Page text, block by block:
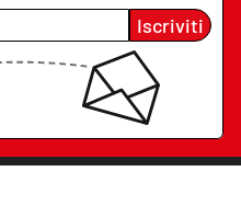
Iscriviti